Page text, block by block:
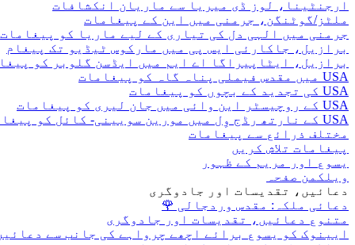
ارجنٹینا، لوز ڈی میریا سے ماریان انکشافات
ملٹز/گوٹنگن، جرمنی میں این کے پیغامات
جرمنی میں الہی دل کی تیاری کے لیے ماریا کو پیغامات
برازیل، جاکارئی ایس پی میں مارکوس ٹیڈیو تک پیغام
برازیل، ایٹاپیراگا اے ایم میں ایڈسن گلوبر کو
USA میں مقدس فیملی پناہ گاہ کو پیغامات
USA کی تجدید کے بچوں کو پیغامات
USA کے روچیسٹر این وائی میں جان لیری کو پیغامات
USA کے نارتھ رڈج وِل میں مورین سویینی- کائل کو پیغامات
مختلف ذرائع سے پیغامات
پیغامات تلاش کریں
یسوع اور مریم کے ظہور
ویلکمن صفحہ
دعائیں، تقدیسات اور جادوگری
دعائی ملکہ: مقدس وردجالی 🌹
متنوع دعائیں، تقدیسات اور جادوگری
ایینوک کو یسوع برائے اچھے چرواہے کی جانب سے